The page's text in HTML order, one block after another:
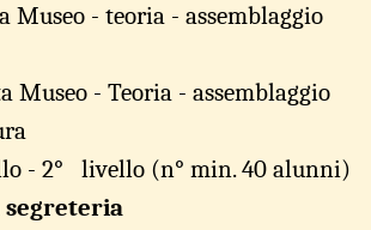
Museo - teoria - assemblaggio
Museo - Teoria - assemblaggio
- 2° livello (n° min.40 alunni)